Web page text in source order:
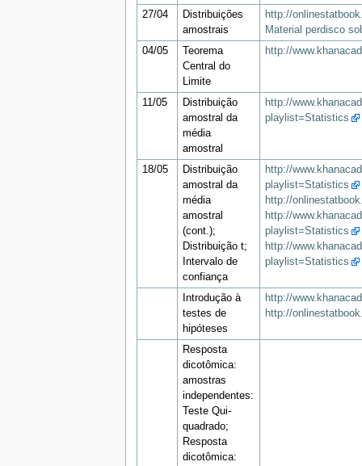
27/04
Distribuições
amostrais
http://
Material perdisco
04/05
Teorema
Central do
Limite
http://
11/05
Distribuição
amostral da
média
amostral
http://
playlist=Statistics
18/05
Distribuição
amostral da
média
amostral
(cont.);
Distribuição t;
Intervalo de
confiança
http://
playlist=Statistics
http://
http://
playlist=Statistics
http://
playlist=Statistics
Introdução à
testes de
hipóteses
http://
http://
Resposta
dicotômica:
amostras
independentes:
Teste Qui-
quadrado;
Resposta
dicotômica: